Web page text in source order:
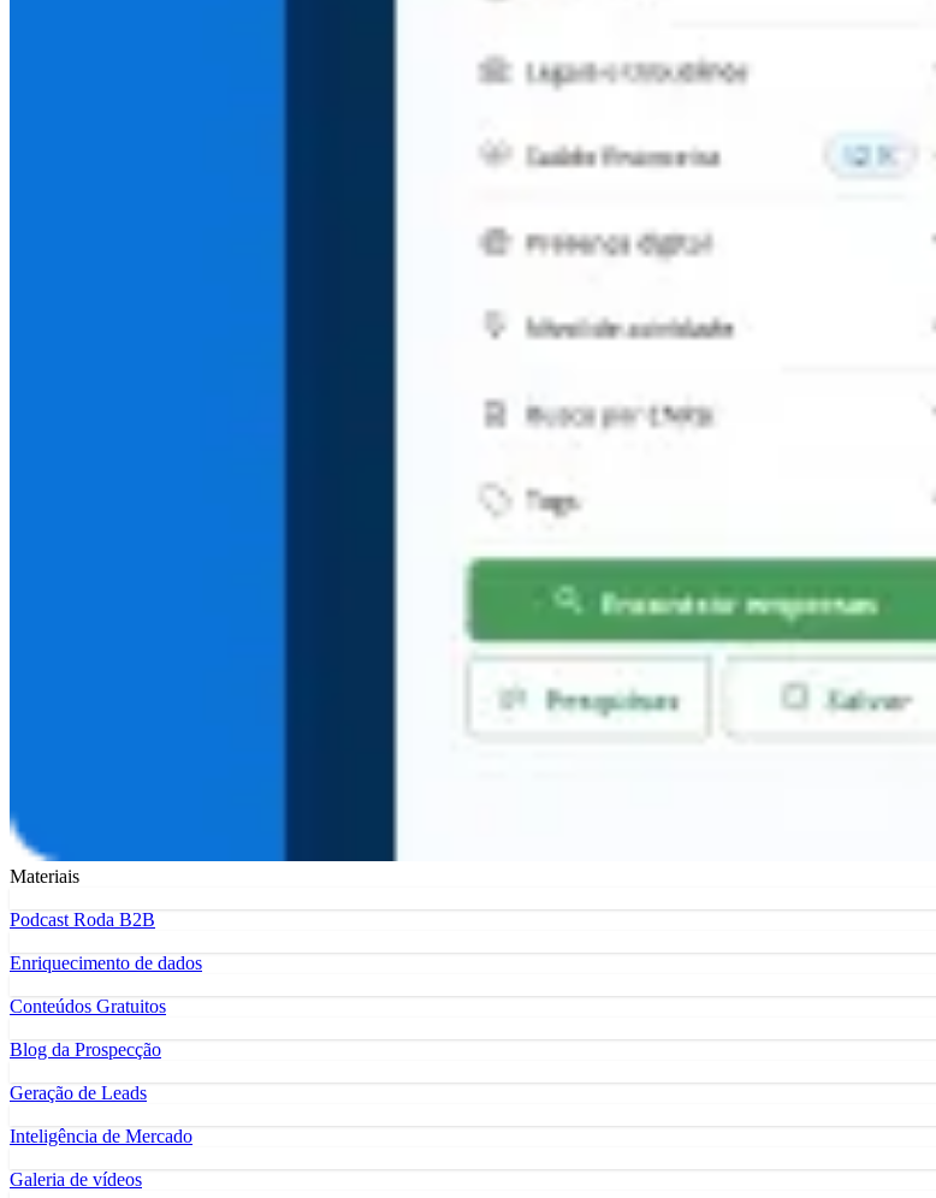
Materiais
Podcast Roda B2B
Enriquecimento de dados
Conteúdos Gratuitos
Blog da Prospecção
Geração de Leads
Inteligência de Mercado
Galeria de vídeos